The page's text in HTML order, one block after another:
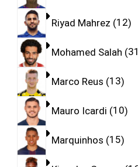
Riyad Mahrez 12
Mohamed Salah 31
Marco Reus 13
Mauro Icardi 10
Marquinhos 15